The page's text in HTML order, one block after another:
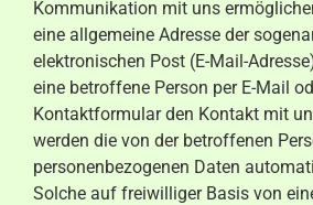
Kommunikation mit uns
eine allgemeine Adresse der
elektronischen Post (E-Mail-
eine betroffene Person per E-Mail
Kontaktformular den Kontakt mit
werden die von der betroffenen
personenbezogenen Daten
Solche auf freiwilliger Basis von